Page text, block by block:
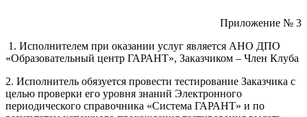
Приложение № 3
1. Исполнителем при оказании услуг является АНО ДПО
«Образовательный центр ГАРАНТ», Заказчиком – Член Клуба
2. Исполнитель обязуется провести тестирование Заказчика с
целью проверки его уровня знаний Электронного
периодического справочника «Система ГАРАНТ» и по